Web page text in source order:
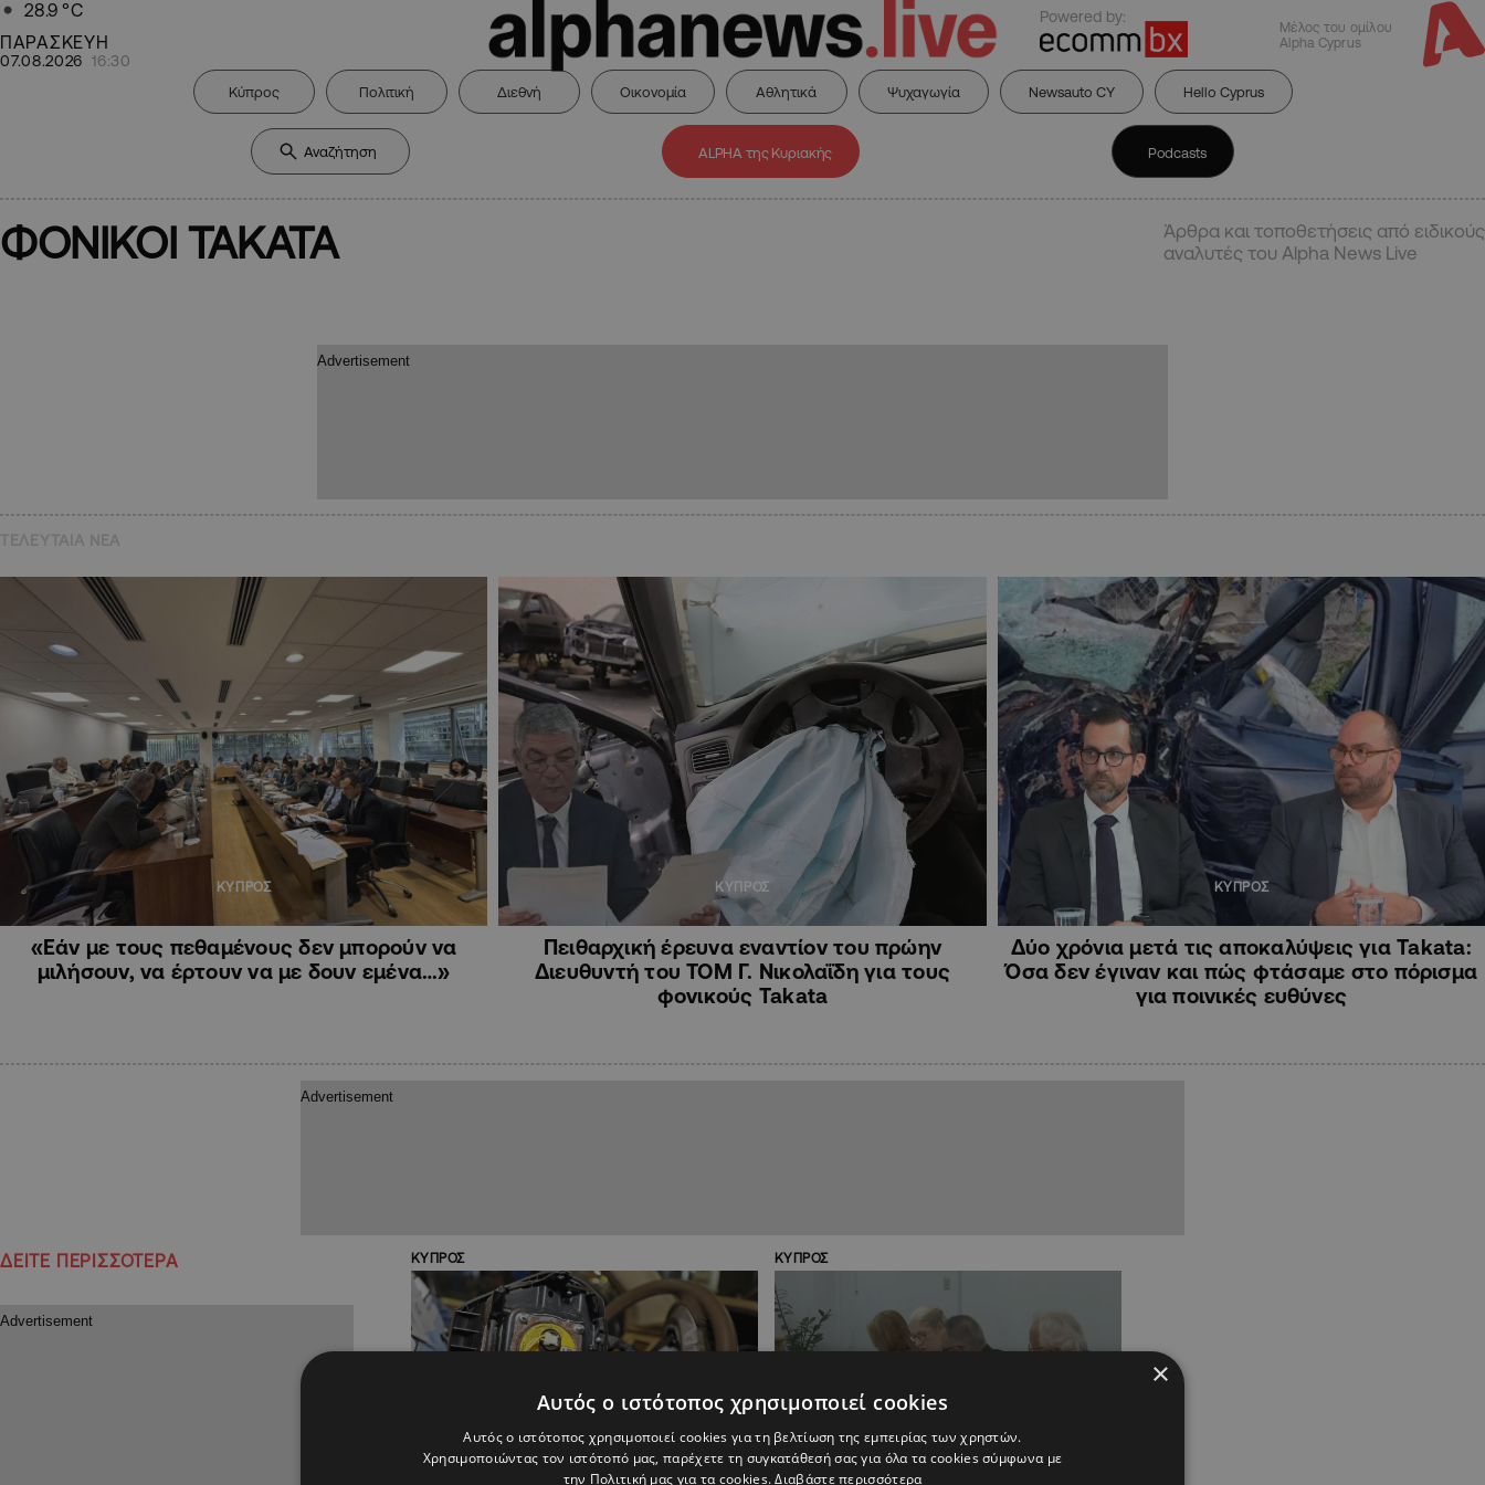
28.9 °C
ΠΑΡΑΣΚΕΥΗ
07.08.2026 16:30
Powered by:
Μέλος του ομίλου
Alpha Cyprus
Κύπρος Πολιτική Διεθνή Οικονομία Αθλητικά Ψυχαγωγία Newsauto CY Hello Cyprus
ALPHA της Κυριακής Podcasts
ΦΟΝΙΚΟΙ TAKATA
Άρθρα και τοποθετήσεις από ειδικούς
αναλυτές του Alpha News Live
ΚΥΠΡΟΣ
«Εάν με τους πεθαμένους δεν μπορούν να
μιλήσουν, να έρτουν να με δουν εμένα…»
ΚΥΠΡΟΣ
Πειθαρχική έρευνα εναντίον του πρώην
Διευθυντή του ΤΟΜ Γ. Νικολαΐδη για τους
φονικούς Takata
ΚΥΠΡΟΣ
Δύο χρόνια μετά τις αποκαλύψεις για Takata:
Όσα δεν έγιναν και πώς φτάσαμε στο πόρισμα
για ποινικές ευθύνες
ΔΕΙΤΕ ΠΕΡΙΣΣΟΤΕΡΑ ΚΥΠΡΟΣ ΚΥΠΡΟΣ
×
Αυτός ο ιστότοπος χρησιμοποιεί cookies
Αυτός ο ιστότοπος χρησιμοποιεί cookies για τη βελτίωση της εμπειρίας των χρηστών.
Χρησιμοποιώντας τον ιστότοπό μας, παρέχετε τη συγκατάθεσή σας για όλα τα cookies σύμφωνα με
την Πολιτική μας για τα cookies.Διαβάστε περισσότερα